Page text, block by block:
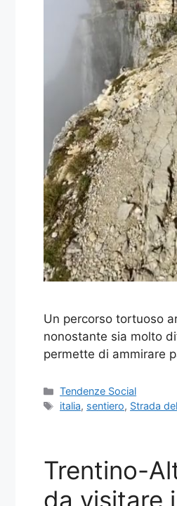
Un percorso tortuoso
nonostante sia molto
permette di ammirare
Categorie
Tendenze Social
Tag
italia, sentiero, Strada
Trentino-
da visitare